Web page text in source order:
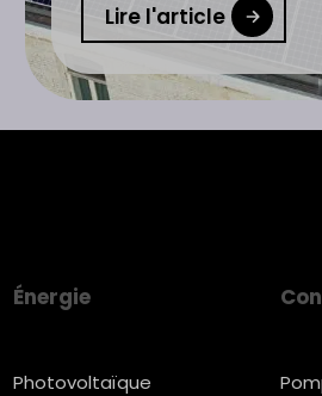
Lire l'article
Énergie
Photovoltaïque